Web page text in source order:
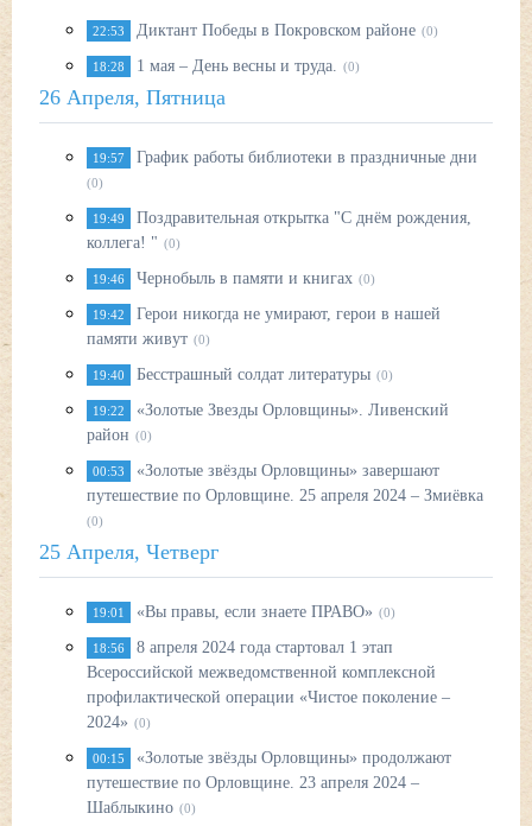
22:53 Диктант Победы в Покровском районе (0)
18:28 1 мая – День весны и труда. (0)
26 Апреля, Пятница
19:57 График работы библиотеки в праздничные дни
(0)
19:49
Поздравительная открытка "С днём рождения,
коллега! " (0)
19:46 Чернобыль в памяти и книгах (0)
19:42
Герои никогда не умирают, герои в нашей
памяти живут (0)
19:40 Бесстрашный солдат литературы (0)
19:22
«Золотые Звезды Орловщины». Ливенский
район (0)
00:53
«Золотые звёзды Орловщины» завершают
путешествие по Орловщине. 25 апреля 2024 – Змиёвка
(0)
25 Апреля, Четверг
19:01 «Вы правы, если знаете ПРАВО» (0)
18:56
8 апреля 2024 года стартовал 1 этап
Всероссийской межведомственной комплексной
профилактической операции «Чистое поколение –
2024» (0)
00:15
«Золотые звёзды Орловщины» продолжают
путешествие по Орловщине. 23 апреля 2024 –
Шаблыкино (0)